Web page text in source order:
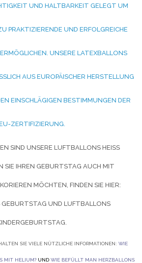
UND HALTBARKEIT GELEGT UM I
PRAKTIZIERENDE UND ERFOLGREICHE V
UNSERE LATEXBALLONS S
AUS EUROPÄISCHER HERSTELLUNG UN
BESTIMMUNGEN DER EU
ZERTIFIZIERUNG.
SIND UNSERE LUFTBALLONS HEISS B
IHREN GEBURTSTAG AUCH MIT L
MÖCHTEN, FINDEN SIE HIER:
UND LUFTBALLONS
SIE VIELE NÜTZLICHE INFORMATIONEN: WIE
MIT HELIUM? UND WIE BEFÜLLT MAN HERZBALLONS